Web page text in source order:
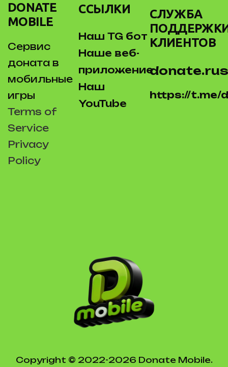
DONATE
MOBILE
Сервис
доната в
мобильные
игры
Terms of
Service
Privacy
Policy
ССЫЛКИ
Наш TG бот
Наше веб-
приложение
Наш
YouTube
СЛУЖБА
КЛИЕНТОВ
https://t.me/
Copyright © 2022-2026 Donate Mobile.